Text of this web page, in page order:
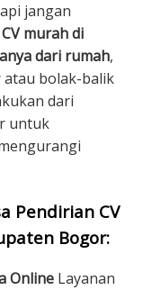
jangan
murah di
dari rumah,
atau bolak-balik
dari
untuk
Pendirian CV
Bogor:
Online Layanan